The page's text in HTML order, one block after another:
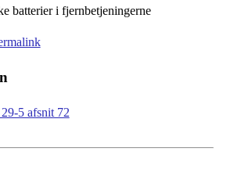
batterier i fjernbetjeningerne
5 afsnit 72